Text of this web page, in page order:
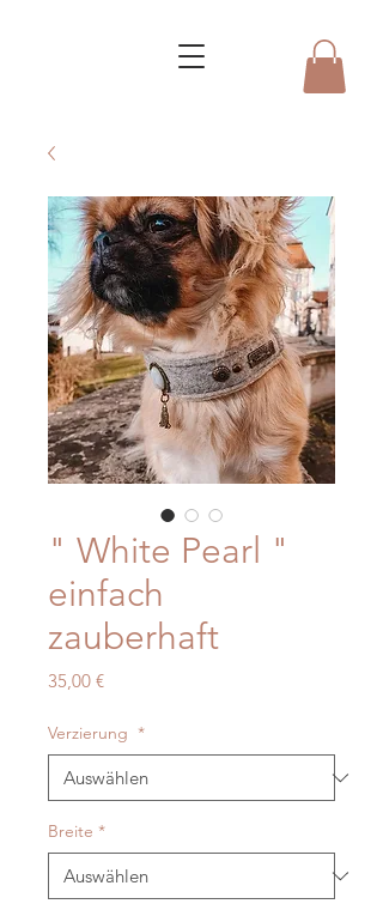
" White Pearl "
einfach
zauberhaft
35,00 €Preis
Verzierung *
Breite *